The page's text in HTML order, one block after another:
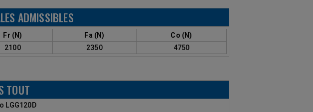
ADMISSIBLES
Fr (N) Fa (N)
Co (N)
2100 2350 4750
TOUT